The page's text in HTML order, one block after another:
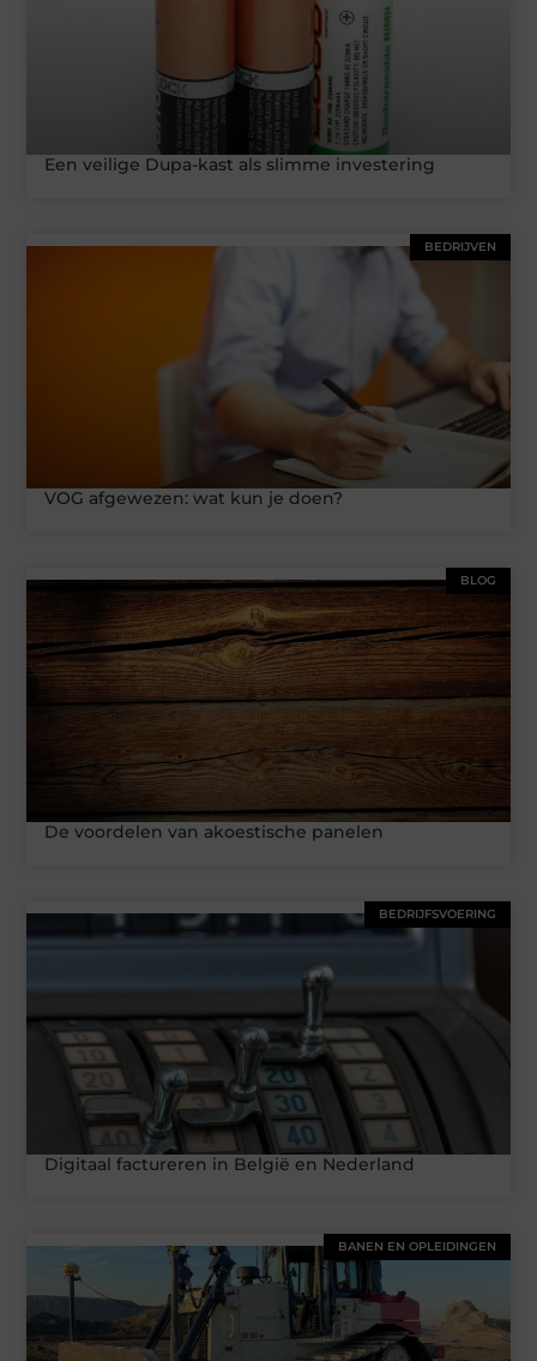
Een veilige Dupa-kast als slimme investering
BEDRIJVEN
VOG afgewezen: wat kun je doen?
BLOG
De voordelen van akoestische panelen
BEDRIJFSVOERING
Digitaal factureren in België en Nederland
BANEN EN OPLEIDINGEN